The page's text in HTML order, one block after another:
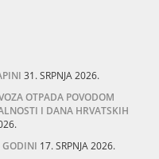
31. SRPNJA 2026.
OTPADA POVODOM
I DANA HRVATSKIH
GODINI 17. SRPNJA 2026.